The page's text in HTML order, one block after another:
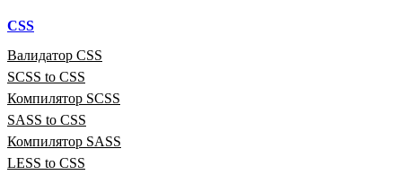
CSS
Валидатор CSS
SCSS to CSS
Компилятор SCSS
SASS to CSS
Компилятор SASS
LESS to CSS